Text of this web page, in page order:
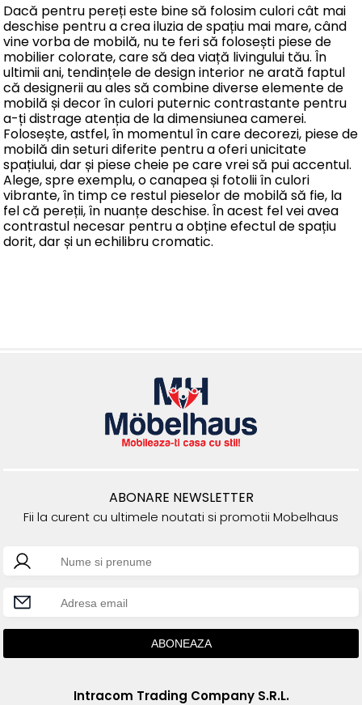
Dacă pentru pereți este bine să folosim culori cât mai
deschise pentru a crea iluzia de spațiu mai mare, când
vine vorba de mobilă, nu te feri să folosești piese de
mobilier colorate, care să dea viață livingului tău. În
ultimii ani, tendințele de design interior ne arată faptul
că designerii au ales să combine diverse elemente de
mobilă și decor în culori puternic contrastante pentru
a-ți distrage atenția de la dimensiunea camerei.
Folosește, astfel, în momentul în care decorezi, piese de
mobilă din seturi diferite pentru a oferi unicitate
spațiului, dar și piese cheie pe care vrei să pui accentul.
Alege, spre exemplu, o canapea și fotolii în culori
vibrante, în timp ce restul pieselor de mobilă să fie, la
fel că pereții, în nuanțe deschise. În acest fel vei avea
contrastul necesar pentru a obține efectul de spațiu
dorit, dar și un echilibru cromatic.
ABONARE NEWSLETTER
Fii la curent cu ultimele noutati si promotii Mobelhaus
Intracom Trading Company S.R.L.